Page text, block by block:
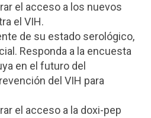
el acceso a los nuevos
el VIH.
de su estado serológico,
Responda a la encuesta
en el futuro del
del VIH para
el acceso a la doxi-pep